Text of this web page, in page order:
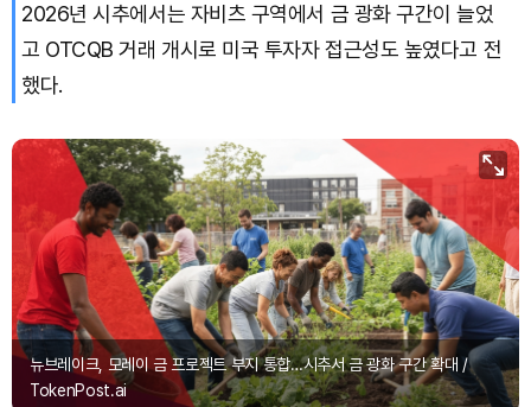
2026년 시추에서는 자비츠 구역에서 금 광화 구간이 늘었
고 OTCQB 거래 개시로 미국 투자자 접근성도 높였다고 전
했다.
뉴브레이크, 모레이 금 프로젝트 부지 통합…시추서 금 광화 구간 확대 /
TokenPost.ai